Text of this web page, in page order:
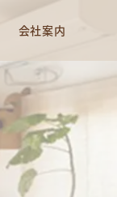
会社案内